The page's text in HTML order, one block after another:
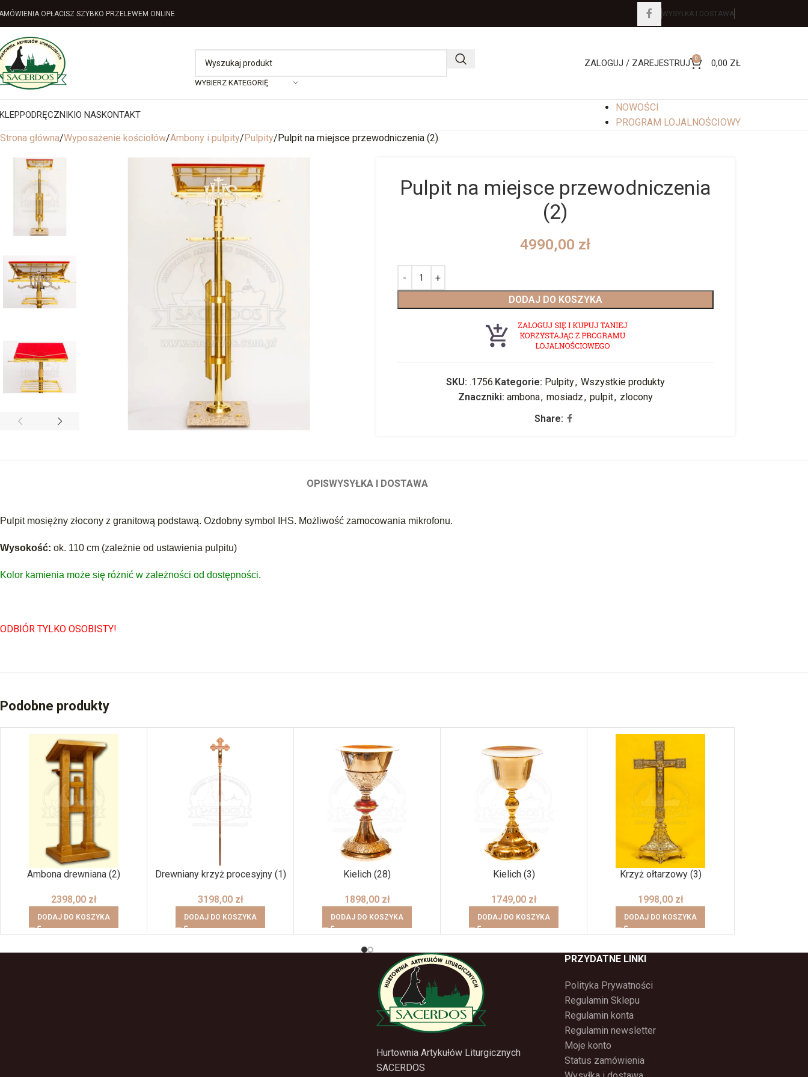
OPŁACISZ SZYBKO PRZELEWEM ONLINE WYSYŁKA I DOSTAWA
WYBIERZ KATEGORIĘ
ZALOGUJ / ZAREJESTRUJ 0 0,00 ZŁ
PODRĘCZNIKIO NASKONTAKT
NOWOŚCI
PROGRAM LOJALNOŚCIOWY
Strona główna Wyposażenie kościołów Ambony i pulpity Pulpity Pulpit na miejsce przewodniczenia (2)
Pulpit na miejsce przewodniczenia
(2)
4990,00 zł
DODAJ DO KOSZYKA
SKU: .1756.Kategorie: Pulpity, Wszystkie produkty
Znaczniki: ambona, mosiadz, pulpit, zlocony
Share:
OPISWYSYŁKA I DOSTAWA
Pulpit mosiężny złocony z granitową podstawą. Ozdobny symbol IHS. Możliwość zamocowania mikrofonu.
Wysokość: ok. 110 cm (zależnie od ustawienia pulpitu)
Kolor kamienia może się różnić w zależności od dostępności.
ODBIÓR TYLKO OSOBISTY!
Podobne produkty
Ambona drewniana (2)
2398,00 zł
DODAJ DO KOSZYKA
Drewniany krzyż procesyjny (1)
3198,00 zł
DODAJ DO KOSZYKA
Kielich (28)
1898,00 zł
DODAJ DO KOSZYKA
Kielich (3)
1749,00 zł
DODAJ DO KOSZYKA
Krzyż ołtarzowy (3)
1998,00 zł
DODAJ DO KOSZYKA
Hurtownia Artykułów Liturgicznych
SACERDOS
PRZYDATNE LINKI
Polityka Prywatności
Regulamin Sklepu
Regulamin konta
Regulamin newsletter
Moje konto
Status zamówienia